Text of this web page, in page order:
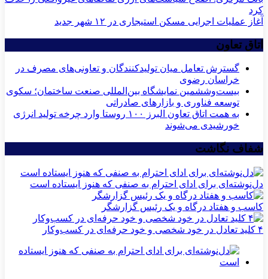
کرد
آغاز عملیات اجرایی مسکن استیجاری در ۱۲ شهر جدید
اتاق تعاون
گسترش تعامل میان تولیدکنندگان و تعاونی‌های مصرف در
خراسان رضوی
بیست‌وششمین نمایشگاه بین‌المللی صنعت ساختمان؛ سکوی
توسعه فناوری و بازارهای صادراتی
به همت اتاق تعاون البرز ۱۰۰ روستا وارد چرخه تولید انرژی
خورشیدی می‌شوند
شفاف نگاشت
دل‌نوشته‌ای برای ادای احترام به صنفی که هنوز ایستاده است
کاسب و هفتاد درگاه و یک رئیس گزارشگر
۴ کلید تعادل در خود شخصی و خود حرفه‌ای در کسب‌وکار